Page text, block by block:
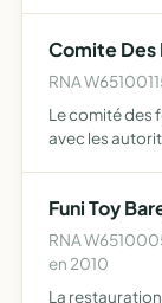
Comite Des
RNA
Le comité des
avec les
Funi Toy
RNA
en 2010
La